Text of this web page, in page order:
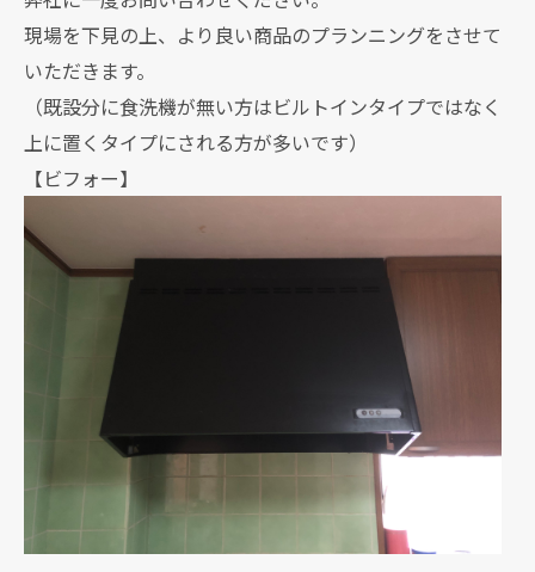
現場を下見の上、より良い商品のプランニングをさせて
いただきます。
（既設分に食洗機が無い方はビルトインタイプではなく
上に置くタイプにされる方が多いです）
【ビフォー】